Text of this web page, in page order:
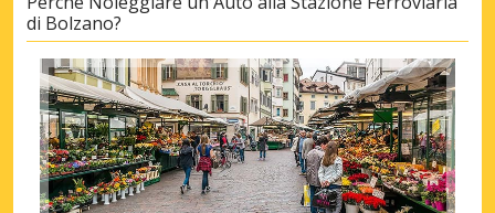
di Bolzano?